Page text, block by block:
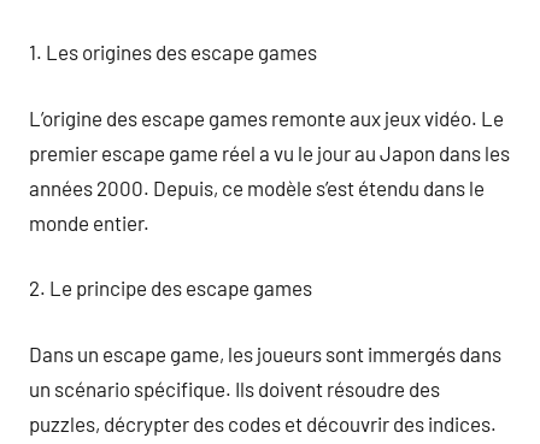
1. Les origines des escape games
L’origine des escape games remonte aux jeux vidéo. Le
premier escape game réel a vu le jour au Japon dans les
années 2000. Depuis, ce modèle s’est étendu dans le
monde entier.
2. Le principe des escape games
Dans un escape game, les joueurs sont immergés dans
un scénario spécifique. Ils doivent résoudre des
puzzles, décrypter des codes et découvrir des indices.